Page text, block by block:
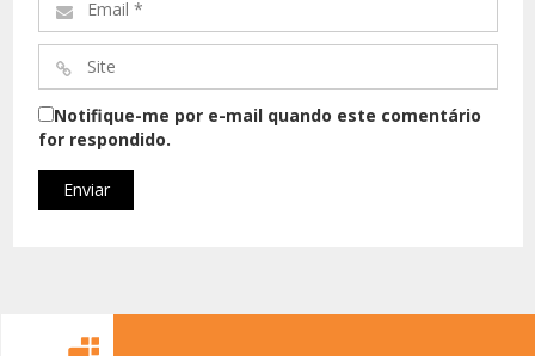
Email
*
Site
*
Notifique-me por e-mail quando este comentário
for respondido.